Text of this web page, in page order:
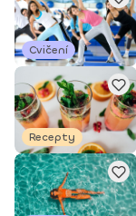
Cvičení
Recepty